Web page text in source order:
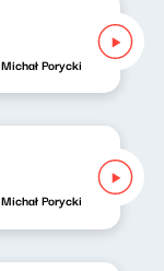
Michał Porycki
Michał Porycki